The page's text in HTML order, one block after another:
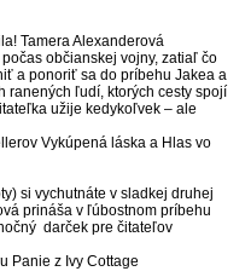
Tamera Alexanderová
občianskej vojny, zatiaľ čo
a ponoriť sa do príbehu Jakea a
ranených ľudí, ktorých cesty spojí
užije kedykoľvek – ale
Vykúpená láska a Hlas vo
si vychutnáte v sladkej druhej
prináša v ľúbostnom príbehu
darček pre čitateľov
Panie z Ivy Cottage